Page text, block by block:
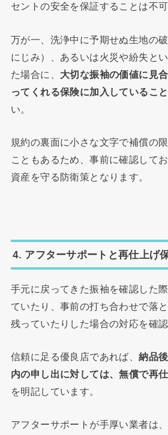
セントの安全を保証することは不可
万が一、洗浄中に予期せぬ生地の
にじみ）、あるいは火災や紛失と
た場合に、 大切な振袖の価値に見
ってくれる保険に加入していること
い。
規約の裏面に小さな文字で補償の
こともあるため、事前に確認して
資産を守る防衛策となります。
4. アフターサポートと再仕上げ
手元に戻ってきた振袖を確認した
ていたり、事前の打ち合わせで落
残っていたりした場合の対応を確
信頼に足る優良店であれば、納品
内の申し出に対しては、無償で再
を明記しています。
アフターサポートが手厚い業者は